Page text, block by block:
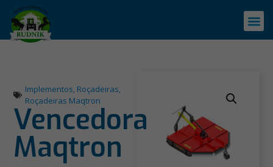
Implementos, Roçadeiras,
Roçadeiras Maqtron
Vencedora
Maqtron